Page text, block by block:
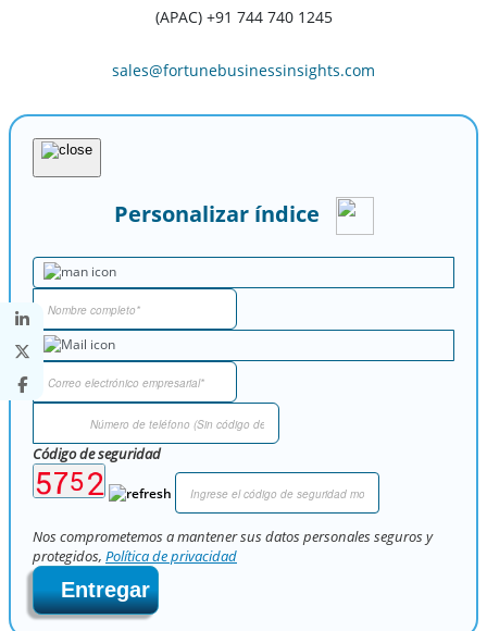
(APAC) +91 744 740 1245
sales@fortunebusinessinsights.com
Personalizar índice
Código de seguridad
Nos comprometemos a mantener sus datos personales seguros y
protegidos, Política de privacidad
Entregar